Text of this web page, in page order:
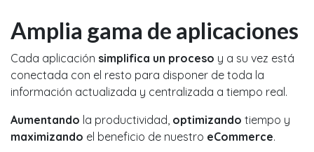
Amplia gama de aplicaciones
Cada aplicación simplifica un proceso y a su vez está
conectada con el resto para disponer de toda la
información actualizada y centralizada a tiempo real.
Aumentando la productividad, optimizando tiempo y
maximizando el beneficio de nuestro eCommerce.